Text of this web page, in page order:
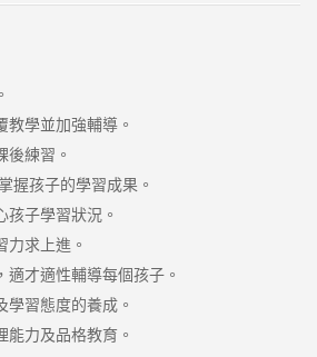
學並加強輔導。
後練習。
握孩子的學習成果。
子學習狀況。
力求上進。
才適性輔導每個孩子。
習態度的養成。
能力及品格教育。